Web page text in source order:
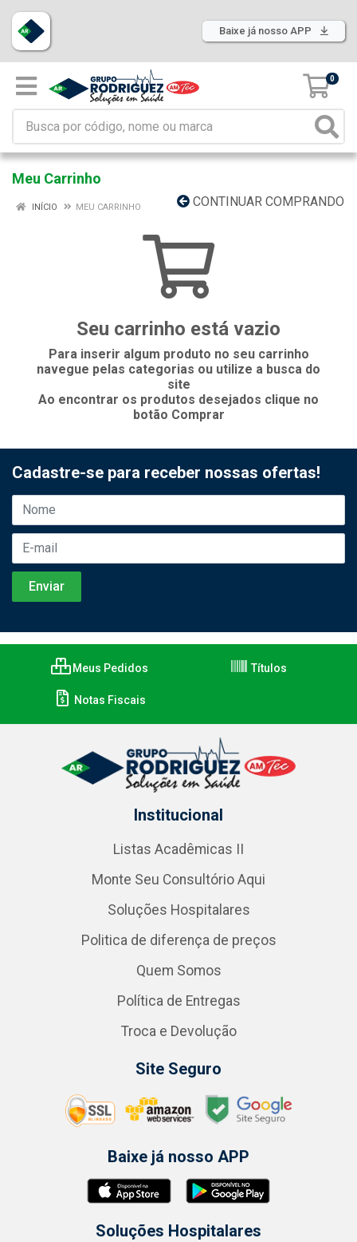
Baixe já nosso APP
0
Meu Carrinho
CONTINUAR COMPRANDO
INÍCIO MEU CARRINHO
Seu carrinho está vazio
Para inserir algum produto no seu carrinho
navegue pelas categorias ou utilize a busca do
site
Ao encontrar os produtos desejados clique no
botão Comprar
Cadastre-se para receber nossas ofertas!
Meus Pedidos Títulos
Notas Fiscais
Institucional
Listas Acadêmicas II
Monte Seu Consultório Aqui
Soluções Hospitalares
Politica de diferença de preços
Quem Somos
Política de Entregas
Troca e Devolução
Site Seguro
Baixe já nosso APP
Soluções Hospitalares